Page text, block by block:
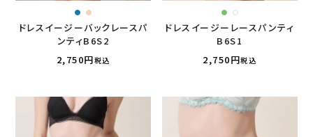
ドレスイージーバックレースパ
ンティB6S2
2,750
税込
ドレスイージーレースパンティ
B6S1
2,750
税込